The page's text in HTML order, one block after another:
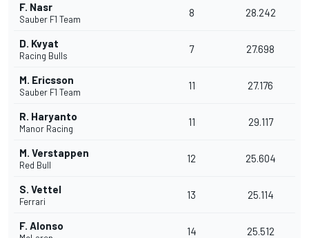
F. Nasr
Sauber F1 Team
8 28.242
D. Kvyat
Racing Bulls
7 27.698
M. Ericsson
Sauber F1 Team
11 27.176
R. Haryanto
Manor Racing
11 29.117
M. Verstappen
Red Bull
12 25.604
S. Vettel
Ferrari
13 25.114
F. Alonso 14 25.512